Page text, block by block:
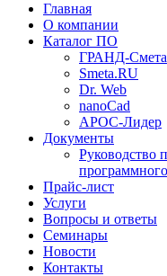
Главная
О компании
Каталог ПО
ГРАНД-Смета
Smeta.RU
Dr. Web
nanoCad
АРОС-Лидер
Документы
Руководство
Прайс-лист
Услуги
Вопросы и ответы
Семинары
Новости
Контакты